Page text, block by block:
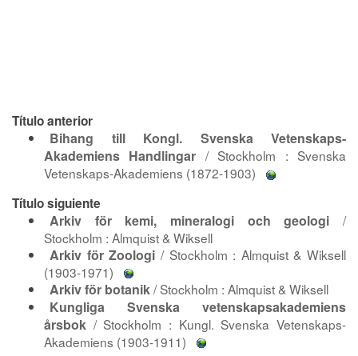
Título anterior
Bihang till Kongl. Svenska Vetenskaps-
Akademiens Handlingar / Stockholm : Svenska
Vetenskaps-Akademiens (1872-1903)
Título siguiente
Arkiv för kemi, mineralogi och geologi /
Stockholm : Almquist & Wiksell
Arkiv för Zoologi / Stockholm : Almquist & Wiksell
(1903-1971)
Arkiv för botanik/ Stockholm : Almquist & Wiksell
Kungliga Svenska vetenskapsakademiens
årsbok / Stockholm : Kungl. Svenska Vetenskaps-
Akademiens (1903-1911)